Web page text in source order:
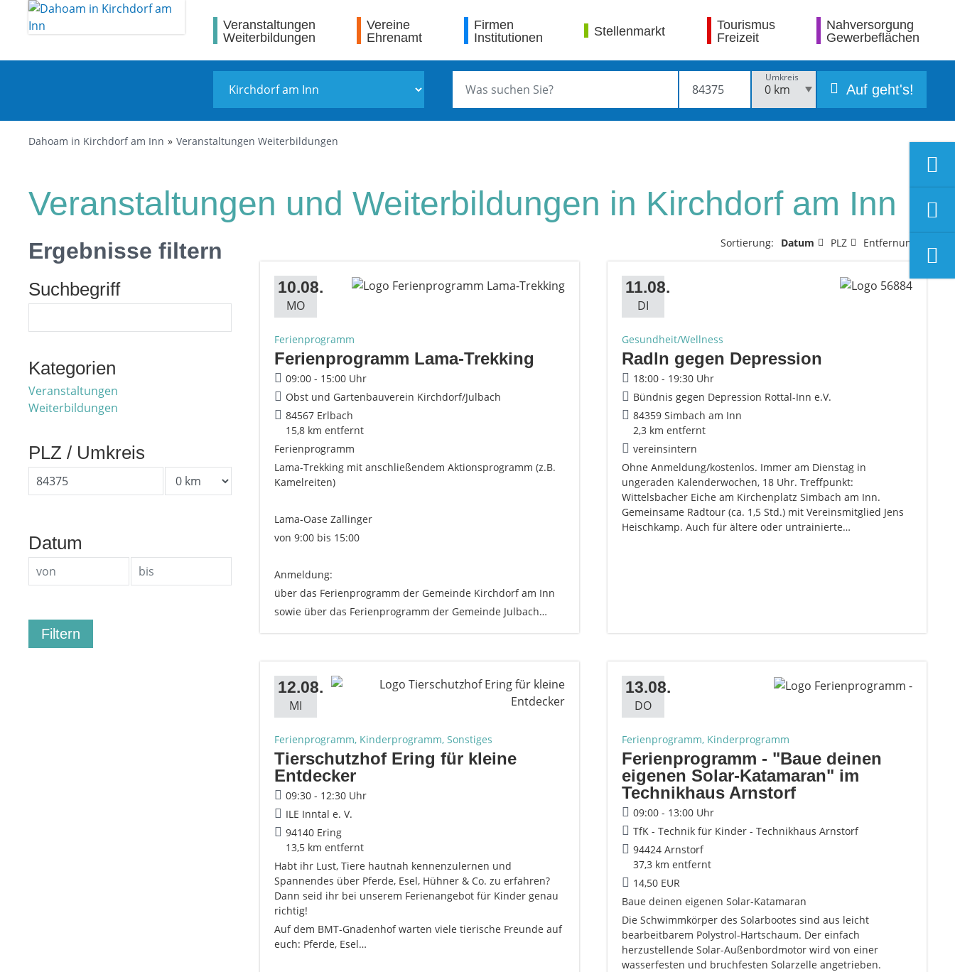
Veranstaltungen
Weiterbildungen
Vereine
Ehrenamt
Firmen
Institutionen
Stellenmarkt
Tourismus
Freizeit
Nahversorgung
Gewerbeflächen
Umkreis
Auf geht's!
Dahoam in Kirchdorf am Inn Veranstaltungen Weiterbildungen
Veranstaltungen und Weiterbildungen in Kirchdorf am Inn
Ergebnisse filtern
Suchbegriff
Kategorien
Veranstaltungen
Weiterbildungen
PLZ / Umkreis
Datum
Sortierung: Datum PLZ Entfernung
10.08.
MO
Ferienprogramm
Ferienprogramm Lama-Trekking
09:00 - 15:00 Uhr
Obst und Gartenbauverein Kirchdorf/Julbach
84567 Erlbach
15,8 km entfernt
Ferienprogramm
Lama-Trekking mit anschließendem Aktionsprogramm (z.B.
Kamelreiten)
Lama-Oase Zallinger
von 9:00 bis 15:00
Anmeldung:
über das Ferienprogramm der Gemeinde Kirchdorf am Inn
sowie über das Ferienprogramm der Gemeinde Julbach…
11.08.
DI
Gesundheit/Wellness
Radln gegen Depression
18:00 - 19:30 Uhr
Bündnis gegen Depression Rottal-Inn e.V.
84359 Simbach am Inn
2,3 km entfernt
vereinsintern
Ohne Anmeldung/kostenlos. Immer am Dienstag in
ungeraden Kalenderwochen, 18 Uhr. Treffpunkt:
Wittelsbacher Eiche am Kirchenplatz Simbach am Inn.
Gemeinsame Radtour (ca. 1,5 Std.) mit Vereinsmitglied Jens
Heischkamp. Auch für ältere oder untrainierte…
12.08.
MI
Ferienprogramm, Kinderprogramm, Sonstiges
Tierschutzhof Ering für kleine
Entdecker
09:30 - 12:30 Uhr
ILE Inntal e. V.
94140 Ering
13,5 km entfernt
Habt ihr Lust, Tiere hautnah kennenzulernen und
Spannendes über Pferde, Esel, Hühner & Co. zu erfahren?
Dann seid ihr bei unserem Ferienangebot für Kinder genau
richtig!
Auf dem BMT-Gnadenhof warten viele tierische Freunde auf
euch: Pferde, Esel…
13.08.
DO
Ferienprogramm, Kinderprogramm
Ferienprogramm - "Baue deinen
eigenen Solar-Katamaran" im
Technikhaus Arnstorf
09:00 - 13:00 Uhr
TfK - Technik für Kinder - Technikhaus Arnstorf
94424 Arnstorf
37,3 km entfernt
14,50 EUR
Baue deinen eigenen Solar-Katamaran
Die Schwimmkörper des Solarbootes sind aus leicht
bearbeitbarem Polystrol-Hartschaum. Der einfach
herzustellende Solar-Außenbordmotor wird von einer
wasserfesten und bruchfesten Solarzelle angetrieben.